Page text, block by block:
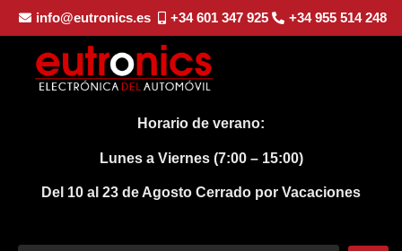
info@eutronics.es +34 601 347 925 +34 955 514 248
Horario de verano:
Lunes a Viernes (7:00 – 15:00)
Del 10 al 23 de Agosto Cerrado por Vacaciones